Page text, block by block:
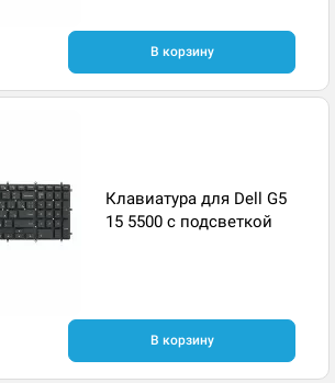
В корзину
Клавиатура для Dell G5
15 5500 с подсветкой
В корзину